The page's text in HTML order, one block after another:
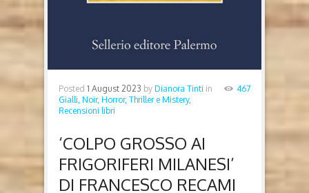
Posted 1 August 2023 by Dianora Tinti in
Gialli, Noir, Horror, Thriller e Mistery,
Recensioni libri
467
‘COLPO GROSSO AI
FRIGORIFERI MILANESI’
DI FRANCESCO RECAMI